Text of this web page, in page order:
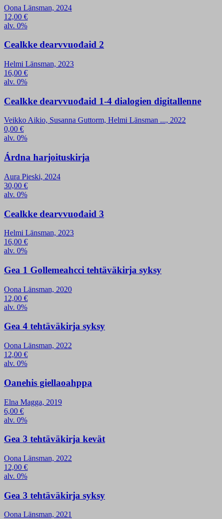
Oona Länsman, 2024
12,00 €
alv. 0%
Cealkke dearvvuođaid 2
Helmi Länsman, 2023
16,00 €
alv. 0%
Cealkke dearvvuođaid 1-4 dialogien digitallenne
Veikko Aikio, Susanna Guttorm, Helmi Länsman ..., 2022
0,00 €
alv. 0%
Árdna harjoituskirja
Aura Pieski, 2024
30,00 €
alv. 0%
Cealkke dearvvuođaid 3
Helmi Länsman, 2023
16,00 €
alv. 0%
Gea 1 Gollemeahcci tehtäväkirja syksy
Oona Länsman, 2020
12,00 €
alv. 0%
Gea 4 tehtäväkirja syksy
Oona Länsman, 2022
12,00 €
alv. 0%
Oanehis giellaoahppa
Elna Magga, 2019
6,00 €
alv. 0%
Gea 3 tehtäväkirja kevät
Oona Länsman, 2022
12,00 €
alv. 0%
Gea 3 tehtäväkirja syksy
Oona Länsman, 2021